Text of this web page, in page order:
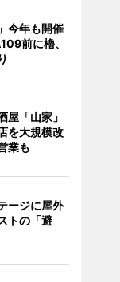
今年も開催
前に櫓、
屋「山家」
を大規模改
業も
ージに屋外
トの「避